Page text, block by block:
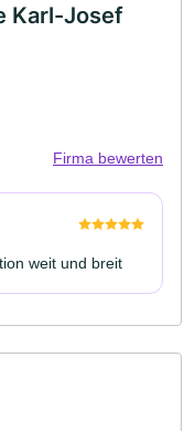
Karl-Josef
Firma bewerten
weit und breit